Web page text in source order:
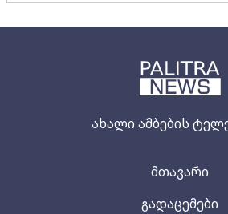
ახალი ამბების
მთავარი
გადაცემები